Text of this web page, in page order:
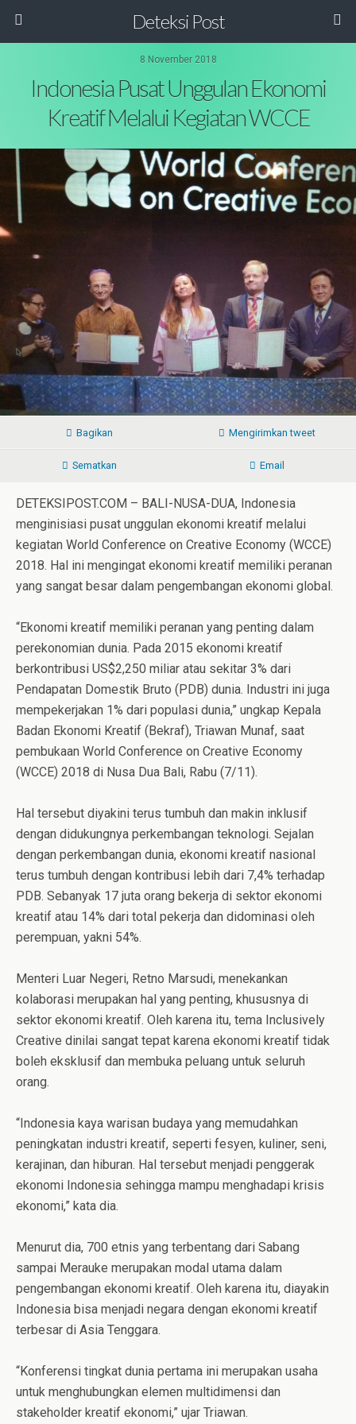
Deteksi Post
8 November 2018
Indonesia Pusat Unggulan Ekonomi
Kreatif Melalui Kegiatan WCCE
Bagikan Mengirimkan tweet
Sematkan Email
DETEKSIPOST.COM – BALI-NUSA-DUA, Indonesia
menginisiasi pusat unggulan ekonomi kreatif melalui
kegiatan World Conference on Creative Economy (WCCE)
2018. Hal ini mengingat ekonomi kreatif memiliki peranan
yang sangat besar dalam pengembangan ekonomi global.
“Ekonomi kreatif memiliki peranan yang penting dalam
perekonomian dunia. Pada 2015 ekonomi kreatif
berkontribusi US$2,250 miliar atau sekitar 3% dari
Pendapatan Domestik Bruto (PDB) dunia. Industri ini juga
mempekerjakan 1% dari populasi dunia,” ungkap Kepala
Badan Ekonomi Kreatif (Bekraf), Triawan Munaf, saat
pembukaan World Conference on Creative Economy
(WCCE) 2018 di Nusa Dua Bali, Rabu (7/11).
Hal tersebut diyakini terus tumbuh dan makin inklusif
dengan didukungnya perkembangan teknologi. Sejalan
dengan perkembangan dunia, ekonomi kreatif nasional
terus tumbuh dengan kontribusi lebih dari 7,4% terhadap
PDB. Sebanyak 17 juta orang bekerja di sektor ekonomi
kreatif atau 14% dari total pekerja dan didominasi oleh
perempuan, yakni 54%.
Menteri Luar Negeri, Retno Marsudi, menekankan
kolaborasi merupakan hal yang penting, khususnya di
sektor ekonomi kreatif. Oleh karena itu, tema Inclusively
Creative dinilai sangat tepat karena ekonomi kreatif tidak
boleh eksklusif dan membuka peluang untuk seluruh
orang.
“Indonesia kaya warisan budaya yang memudahkan
peningkatan industri kreatif, seperti fesyen, kuliner, seni,
kerajinan, dan hiburan. Hal tersebut menjadi penggerak
ekonomi Indonesia sehingga mampu menghadapi krisis
ekonomi,” kata dia.
Menurut dia, 700 etnis yang terbentang dari Sabang
sampai Merauke merupakan modal utama dalam
pengembangan ekonomi kreatif. Oleh karena itu, diayakin
Indonesia bisa menjadi negara dengan ekonomi kreatif
terbesar di Asia Tenggara.
“Konferensi tingkat dunia pertama ini merupakan usaha
untuk menghubungkan elemen multidimensi dan
stakeholder kreatif ekonomi,” ujar Triawan.